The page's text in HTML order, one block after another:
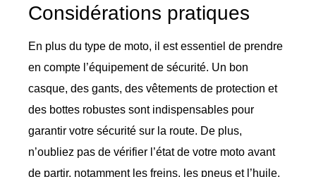
Considérations pratiques
En plus du type de moto, il est essentiel de prendre
en compte l’équipement de sécurité. Un bon
casque, des gants, des vêtements de protection et
des bottes robustes sont indispensables pour
garantir votre sécurité sur la route. De plus,
n’oubliez pas de vérifier l’état de votre moto avant
de partir, notamment les freins, les pneus et l’huile.